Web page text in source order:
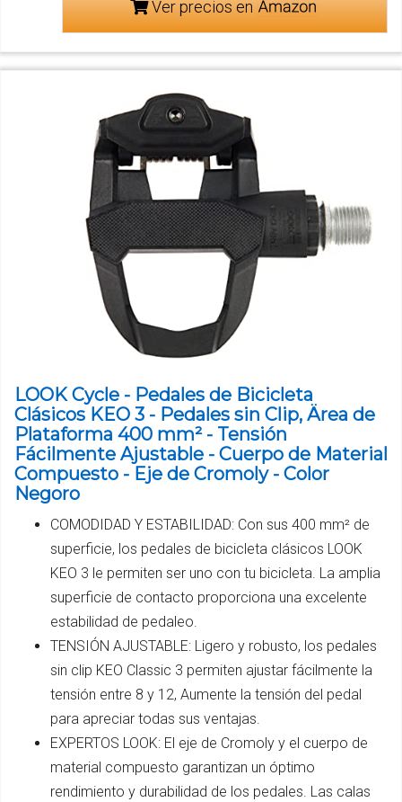
Ver precios en
LOOK Cycle - Pedales de Bicicleta
Clásicos KEO 3 - Pedales sin Clip, Ärea de
Plataforma 400 mm² - Tensión
Fácilmente Ajustable - Cuerpo de Material
Compuesto - Eje de Cromoly - Color
Negoro
COMODIDAD Y ESTABILIDAD: Con sus 400 mm² de
superficie, los pedales de bicicleta clásicos LOOK
KEO 3 le permiten ser uno con tu bicicleta. La amplia
superficie de contacto proporciona una excelente
estabilidad de pedaleo.
TENSIÓN AJUSTABLE: Ligero y robusto, los pedales
sin clip KEO Classic 3 permiten ajustar fácilmente la
tensión entre 8 y 12, Aumente la tensión del pedal
para apreciar todas sus ventajas.
EXPERTOS LOOK: El eje de Cromoly y el cuerpo de
material compuesto garantizan un óptimo
rendimiento y durabilidad de los pedales. Las calas